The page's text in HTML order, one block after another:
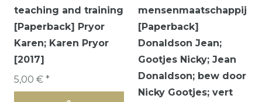
teaching and training
[Paperback] Pryor
Karen; Karen Pryor
[2017]
5,00 € *
mensenmaatschappij
[Paperback]
Donaldson Jean;
Gootjes Nicky; Jean
Donaldson; bew door
Nicky Gootjes; vert